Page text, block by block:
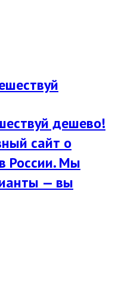
дешево!
сайт о
России. Мы
— вы